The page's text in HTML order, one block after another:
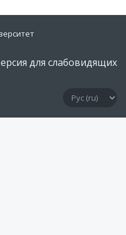
для слабовидящих